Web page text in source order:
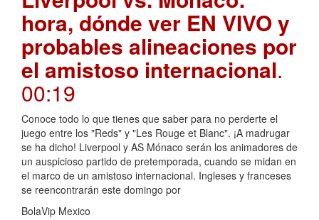
hora, dónde ver EN VIVO y
probables alineaciones por
el amistoso internacional.
00:19
Conoce todo lo que tienes que saber para no perderte el
juego entre los "Reds" y "Les Rouge et Blanc". ¡A madrugar
se ha dicho! Liverpool y AS Mónaco serán los animadores de
un auspicioso partido de pretemporada, cuando se midan en
el marco de un amistoso internacional. Ingleses y franceses
se reencontrarán este domingo por
BolaVip Mexico